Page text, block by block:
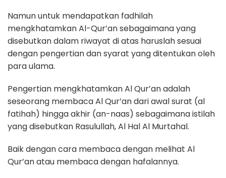
Namun untuk mendapatkan fadhilah
mengkhatamkan Al-Qur’an sebagaimana yang
disebutkan dalam riwayat di atas haruslah sesuai
dengan pengertian dan syarat yang ditentukan oleh
para ulama.
Pengertian mengkhatamkan Al Qur’an adalah
seseorang membaca Al Qur’an dari awal surat (al
fatihah) hingga akhir (an-naas) sebagaimana istilah
yang disebutkan Rasulullah, Al Hal Al Murtahal.
Baik dengan cara membaca dengan melihat Al
Qur’an atau membaca dengan hafalannya.